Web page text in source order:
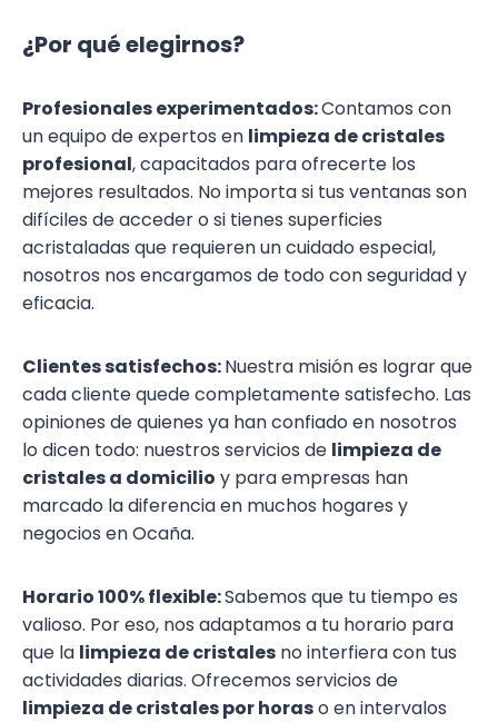
¿Por qué elegirnos?
Profesionales experimentados:Contamos con
un equipo de expertos en limpieza de cristales
profesional, capacitados para ofrecerte los
mejores resultados. No importa si tus ventanas son
difíciles de acceder o si tienes superficies
acristaladas que requieren un cuidado especial,
nosotros nos encargamos de todo con seguridad y
eficacia.
Clientes satisfechos:Nuestra misión es lograr que
cada cliente quede completamente satisfecho. Las
opiniones de quienes ya han confiado en nosotros
lo dicen todo: nuestros servicios de limpieza de
cristales a domicilio y para empresas han
marcado la diferencia en muchos hogares y
negocios en Ocaña.
Horario 100% flexible:Sabemos que tu tiempo es
valioso. Por eso, nos adaptamos a tu horario para
que la limpieza de cristales no interfiera con tus
actividades diarias. Ofrecemos servicios de
limpieza de cristales por horaso en intervalos